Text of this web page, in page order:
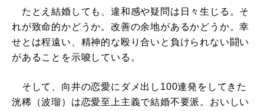
たとえ結婚しても、違和感や疑問は日々生じる。そ
れが致命的かどうか。改善の余地があるかどうか。幸
せとは程遠い、精神的な殴り合いと負けられない闘い
があることを示唆している。
そして、向井の恋愛にダメ出し100連発をしてきた
洸稀（波瑠）は恋愛至上主義で結婚不要派。おいしい